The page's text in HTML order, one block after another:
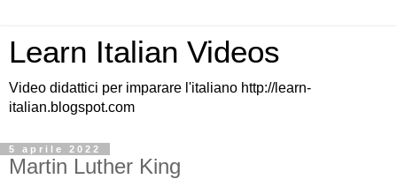
Learn Italian Videos
Video didattici per imparare l'italiano http://learn-
italian.blogspot.com
5 aprile 2022
Martin Luther King